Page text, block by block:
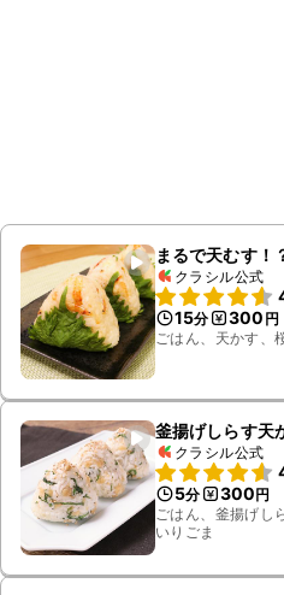
まるで天むす！
クラシル公式
15分 300 円
ごはん、天かす、
釜揚げしらす天
クラシル公式
5分 300円
ごはん、釜揚げし
いりごま